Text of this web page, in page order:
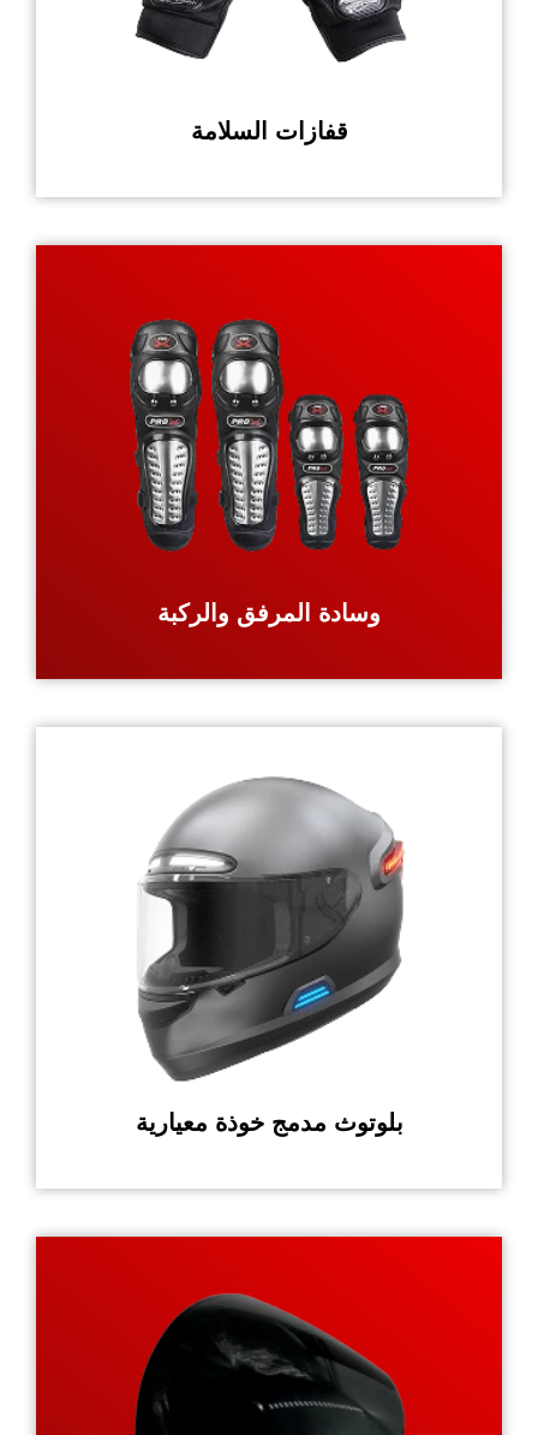
قفازات السلامة
وسادة المرفق والركبة
بلوتوث مدمج خوذة معيارية